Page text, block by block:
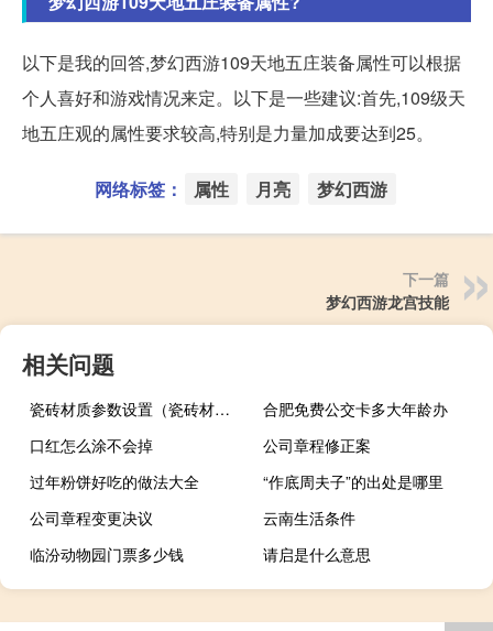
以下是我的回答,梦幻西游109天地五庄装备属性可以根据
个人喜好和游戏情况来定。以下是一些建议:首先,109级天
地五庄观的属性要求较高,特别是力量加成要达到25。
网络标签： 属性 月亮 梦幻西游
下一篇
梦幻西游龙宫技能
相关问题
瓷砖材质参数设置（瓷砖材质）
合肥免费公交卡多大年龄办
口红怎么涂不会掉
公司章程修正案
过年粉饼好吃的做法大全
“作底周夫子”的出处是哪里
公司章程变更决议
云南生活条件
临汾动物园门票多少钱
请启是什么意思